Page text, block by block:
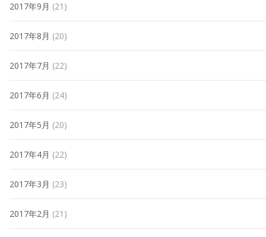
2017年9月 (21)
2017年8月 (20)
2017年7月 (22)
2017年6月 (24)
2017年5月 (20)
2017年4月 (22)
2017年3月 (23)
2017年2月 (21)